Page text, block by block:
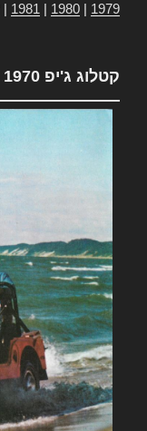
1979
1980
1981
קטלוג ג'יפ 1970